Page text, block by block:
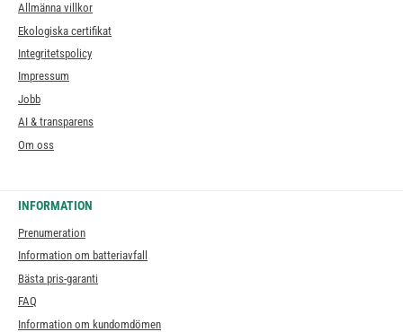
Allmänna villkor
Ekologiska certifikat
Integritetspolicy
Impressum
Jobb
AI & transparens
Om oss
INFORMATION
Prenumeration
Information om batteriavfall
Bästa pris-garanti
FAQ
Information om kundomdömen